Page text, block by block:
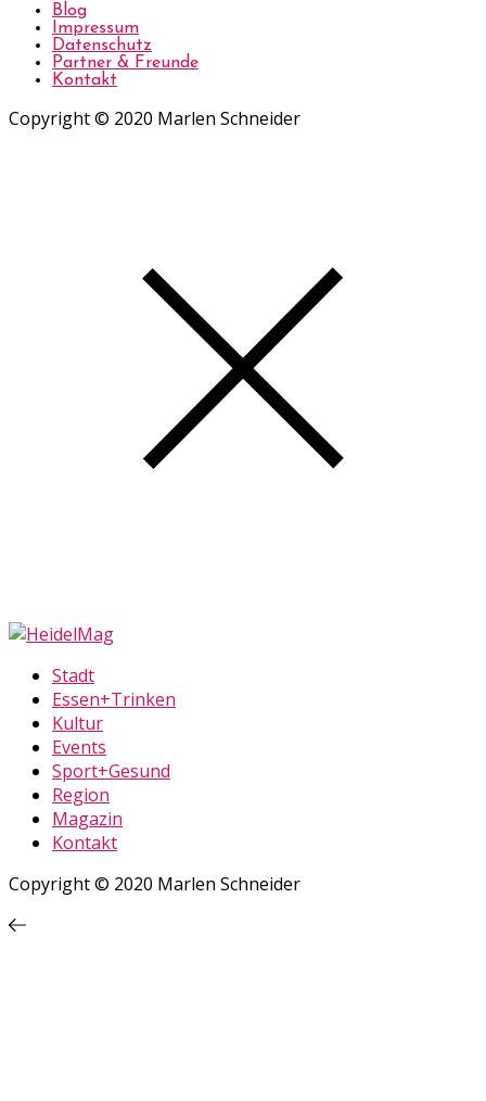
Blog
Impressum
Datenschutz
Partner & Freunde
Kontakt
Copyright © 2020 Marlen Schneider
Stadt
Essen+Trinken
Kultur
Events
Sport+Gesund
Region
Magazin
Kontakt
Copyright © 2020 Marlen Schneider